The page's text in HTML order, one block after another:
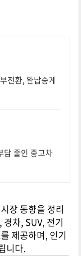
전환, 완납승계
담 줄인 중고차
장 동향을 정리
차, SUV, 전기
제공하며, 인기
니다.